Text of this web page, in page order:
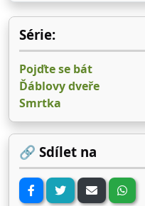
Série:
Pojďte se bát
Ďáblovy dveře
Smrtka
🔗 Sdílet na